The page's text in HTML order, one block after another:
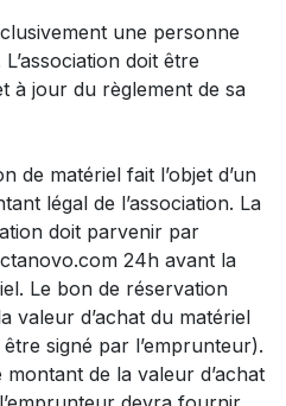
une personne
doit être
à jour du règlement de sa
de matériel fait l’objet d’un
légal de l’association. La
doit parvenir par
24h avant la
Le bon de réservation
valeur d’achat du matériel
signé par l’emprunteur).
de la valeur d’achat